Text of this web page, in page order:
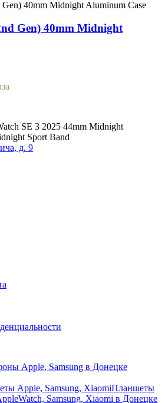
Gen) 40mm Midnight
д. 9
Планшеты